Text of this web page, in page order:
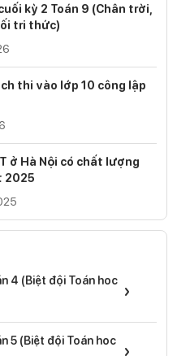
kỳ 2 Toán 9 (Chân trời,
tri thức)
thi vào lớp 10 công lập
ở Hà Nội có chất lượng
2025
4 (Biệt đội Toán hoc ›
5 (Biệt đội Toán hoc ›